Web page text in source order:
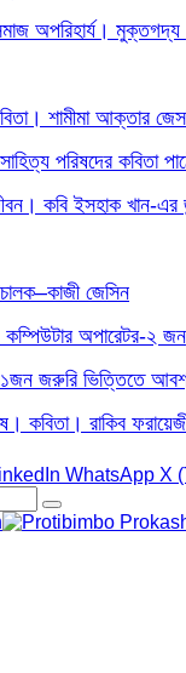
সমাজ অপরিহার্য।
শামীমা আক্তার
পরিষদের কবিতা
কবি ইসহাক খান-এর
জেসিন
অপারেটর-২
১জন জরুরি ভিত্তিতে
কবিতা। রাকিব
WhatsApp X